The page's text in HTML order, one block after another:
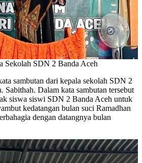
Sekolah SDN 2 Banda Aceh
sambutan dari kepala sekolah SDN 2
Dalam kata sambutan tersebut
siswa siswi SDN 2 Banda Aceh untuk
kedatangan bulan suci Ramadhan
dengan datangnya bulan